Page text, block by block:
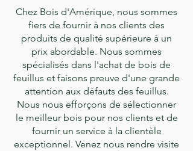
Chez Bois d'Amérique, nous sommes
fiers de fournir à nos clients des
produits de qualité supérieure à un
prix abordable. Nous sommes
spécialisés dans l'achat de bois de
feuillus et faisons preuve d'une grande
attention aux défauts des feuillus.
Nous nous efforçons de sélectionner
le meilleur bois pour nos clients et de
fournir un service à la clientèle
exceptionnel. Venez nous rendre visite